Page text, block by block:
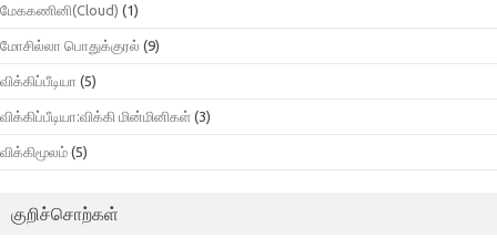
மேககணினி(Cloud) (1)
மோசில்லா பொதுக்குரல் (9)
விக்கிப்பீடியா (5)
விக்கிப்பீடியா:விக்கி மின்மினிகள் (3)
விக்கிமூலம் (5)
குறிச்சொற்கள்